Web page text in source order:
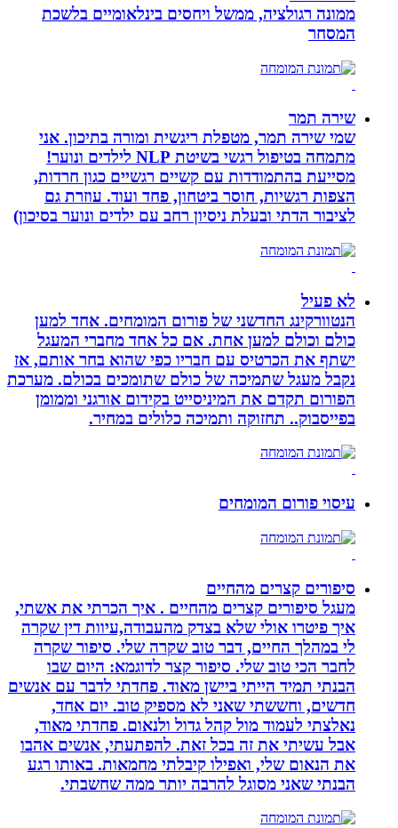
ממונה רגולציה, ממשל ויחסים בינלאומיים בלשכת
המסחר
שירה תמר
שמי שירה תמר, מטפלת ריגשית ומורה בתיכון. אני
מתמחה בטיפול רגשי בשיטת NLP לילדים ונוער!
מסייעת בהתמודדות עם קשיים רגשיים כגון חרדות,
הצפות רגשיות, חוסר ביטחון, פחד ועוד. עוזרת גם
לציבור הדתי ובעלת ניסיון רחב עם ילדים ונוער בסיכון)
לא פעיל
הנטוורקינג החדשני של פורום המומחים. אחד למען
כולם וכולם למען אחת. אם כל אחד מחברי המעגל
ישתף את הכרטיס עם חבריו כפי שהוא בחר אותם, אז
נקבל מעגל שתמיכה של כולם שתומכים בכולם. מערכת
הפורום תקדם את המיניסייט בקידום אורגני וממומן
בפייסבוק.. תחזוקה ותמיכה כלולים במחיר.
עיסוי פורום המומחים
סיפורים קצרים מהחיים
מעגל סיפורים קצרים מהחיים . איך הכרתי את אשתי,
איך פיטרו אולי שלא בצדק מהעבודה,עיוות דין שקרה
לי במהלך החיים, דבר טוב שקרה שלי. סיפור שקרה
לחבר הכי טוב שלי. סיפור קצר לדוגמא: היום שבו
הבנתי תמיד הייתי ביישן מאוד. פחדתי לדבר עם אנשים
חדשים, וחששתי שאני לא מספיק טוב. יום אחד,
נאלצתי לעמוד מול קהל גדול ולנאום. פחדתי מאוד,
אבל עשיתי את זה בכל זאת. להפתעתי, אנשים אהבו
את הנאום שלי, ואפילו קיבלתי מחמאות. באותו רגע
הבנתי שאני מסוגל להרבה יותר ממה שחשבתי.